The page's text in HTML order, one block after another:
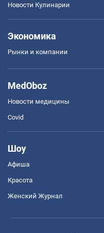
Новости Кулинарии
Экономика
Рынки и компании
MedOboz
Новости медицины
Covid
Шоу
Афиша
Красота
Женский Журнал